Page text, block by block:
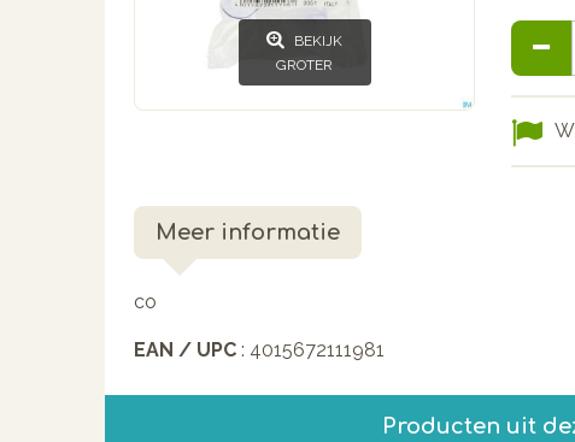
BEKIJK
GROTER
Meer informatie
co
EAN / UPC : 4015672111981
Producten uit